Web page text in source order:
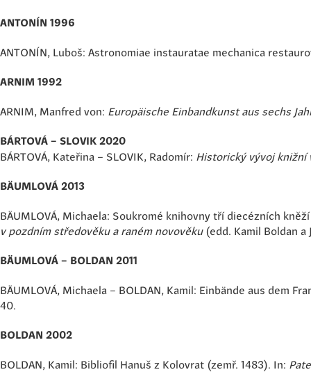
ANTONÍN 1996
ANTONÍN, Luboš: Astronomiae instauratae mechanica
ARNIM 1992
ARNIM, Manfred von: Europäische Einbandkunst aus sechs
BÁRTOVÁ – SLOVIK 2020
BÁRTOVÁ, Kateřina – SLOVIK, Radomír: Historický vývoj knižní
BÄUMLOVÁ 2013
BÄUMLOVÁ, Michaela: Soukromé knihovny tří diecézních
v pozdním středověku a raném novověku(edd. Kamil Boldan a
BÄUMLOVÁ – BOLDAN 2011
BÄUMLOVÁ, Michaela – BOLDAN, Kamil: Einbände aus dem
40.
BOLDAN 2002
BOLDAN, Kamil: Bibliofil Hanuš z Kolovrat (zemř. 1483). In: